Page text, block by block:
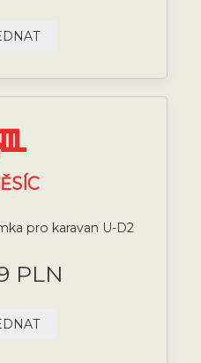
pro karavan U-D2
PLN